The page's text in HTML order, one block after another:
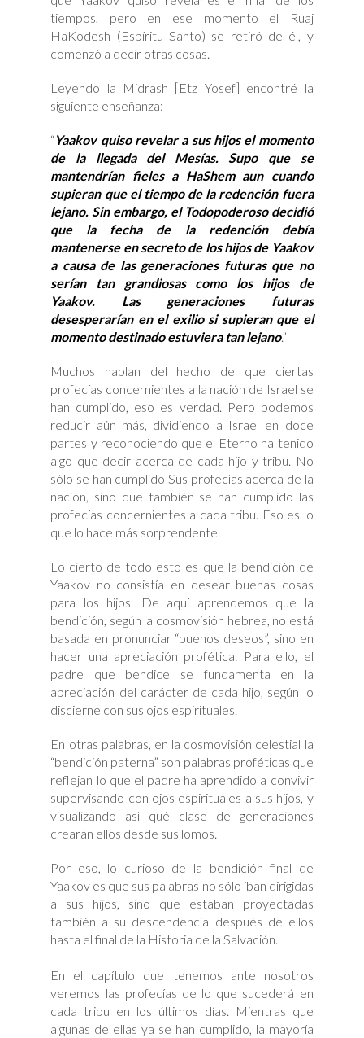
tiempos, pero en ese momento el Ruaj
HaKodesh (Espíritu Santo) se retiró de él, y
comenzó a decir otras cosas.
Leyendo la Midrash [Etz Yosef] encontré la
siguiente enseñanza:
“Yaakov quiso revelar a sus hijos el momento
de la llegada del Mesías. Supo que se
mantendrían fieles a HaShem aun cuando
supieran que el tiempo de la redención fuera
lejano. Sin embargo, el Todopoderoso decidió
que la fecha de la redención debía
mantenerse en secreto de los hijos de Yaakov
a causa de las generaciones futuras que no
serían tan grandiosas como los hijos de
Yaakov. Las generaciones futuras
desesperarían en el exilio si supieran que el
momento destinado estuviera tan lejano.”
Muchos hablan del hecho de que ciertas
profecías concernientes a la nación de Israel se
han cumplido, eso es verdad. Pero podemos
reducir aún más, dividiendo a Israel en doce
partes y reconociendo que el Eterno ha tenido
algo que decir acerca de cada hijo y tribu. No
sólo se han cumplido Sus profecías acerca de la
nación, sino que también se han cumplido las
profecías concernientes a cada tribu. Eso es lo
que lo hace más sorprendente.
Lo cierto de todo esto es que la bendición de
Yaakov no consistía en desear buenas cosas
para los hijos. De aquí aprendemos que la
bendición, según la cosmovisión hebrea, no está
basada en pronunciar “buenos deseos”, sino en
hacer una apreciación profética. Para ello, el
padre que bendice se fundamenta en la
apreciación del carácter de cada hijo, según lo
discierne con sus ojos espirituales.
En otras palabras, en la cosmovisión celestial la
“bendición paterna” son palabras proféticas que
reflejan lo que el padre ha aprendido a convivir
supervisando con ojos espirituales a sus hijos, y
visualizando así qué clase de generaciones
crearán ellos desde sus lomos.
Por eso, lo curioso de la bendición final de
Yaakov es que sus palabras no sólo iban dirigidas
a sus hijos, sino que estaban proyectadas
también a su descendencia después de ellos
hasta el final de la Historia de la Salvación.
En el capítulo que tenemos ante nosotros
veremos las profecías de lo que sucederá en
cada tribu en los últimos días. Mientras que
algunas de ellas ya se han cumplido, la mayoría